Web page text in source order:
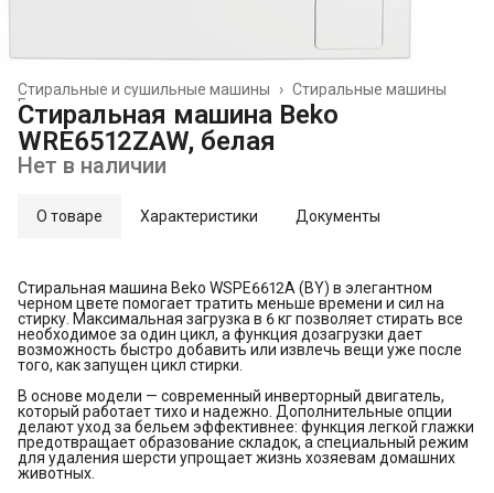
Стиральные машины
Стиральные и сушильные машины
›
Главная
Стиральная машина Beko
WRE6512ZAW, белая
Нет в наличии
О товаре Характеристики Документы
Стиральная машина Beko WSPE6612A (BY) в элегантном
черном цвете помогает тратить меньше времени и сил на
стирку. Максимальная загрузка в 6 кг позволяет стирать все
необходимое за один цикл, а функция дозагрузки дает
возможность быстро добавить или извлечь вещи уже после
того, как запущен цикл стирки.
В основе модели — современный инверторный двигатель,
который работает тихо и надежно. Дополнительные опции
делают уход за бельем эффективнее: функция легкой глажки
предотвращает образование складок, а специальный режим
для удаления шерсти упрощает жизнь хозяевам домашних
животных.